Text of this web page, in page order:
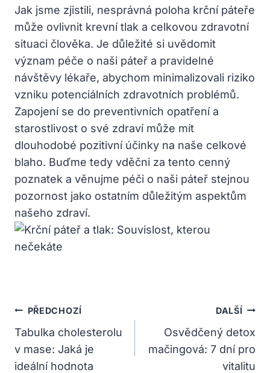
Jak jsme zjistili, nesprávná poloha krční páteře
může ovlivnit krevní tlak a celkovou zdravotní
situaci člověka. Je důležité si uvědomit
význam péče o naši páteř a pravidelné
návštěvy lékaře, abychom minimalizovali riziko
vzniku potenciálních zdravotních problémů.
Zapojení se do preventivních opatření a
starostlivost o své zdraví může mít
dlouhodobé pozitivní účinky na naše celkové
blaho. Buďme tedy vděčni za tento cenný
poznatek a věnujme péči o naši páteř stejnou
pozornost jako ostatním důležitým aspektům
našeho zdraví.
Navigace
Pro
Příspěvek
PŘEDCHOZÍ
Tabulka cholesterolu
v mase: Jaká je
ideální hodnota
DALŠÍ
Osvědčený detox
mačingová: 7 dní pro
vitalitu